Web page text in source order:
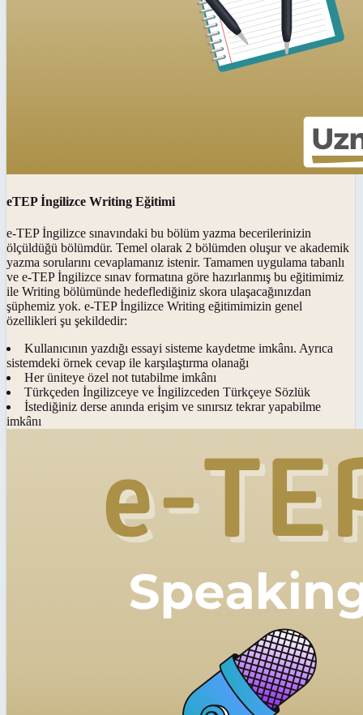
eTEP İngilizce Writing Eğitimi
e-TEP İngilizce sınavındaki bu bölüm yazma becerilerinizin
ölçüldüğü bölümdür. Temel olarak 2 bölümden oluşur ve akademik
yazma sorularını cevaplamanız istenir. Tamamen uygulama tabanlı
ve e-TEP İngilizce sınav formatına göre hazırlanmış bu eğitimimiz
ile Writing bölümünde hedeflediğiniz skora ulaşacağınızdan
şüphemiz yok. e-TEP İngilizce Writing eğitimimizin genel
özellikleri şu şekildedir:
Kullanıcının yazdığı essayi sisteme kaydetme imkânı. Ayrıca
sistemdeki örnek cevap ile karşılaştırma olanağı
Her üniteye özel not tutabilme imkânı
Türkçeden İngilizceye ve İngilizceden Türkçeye Sözlük
İstediğiniz derse anında erişim ve sınırsız tekrar yapabilme
imkânı